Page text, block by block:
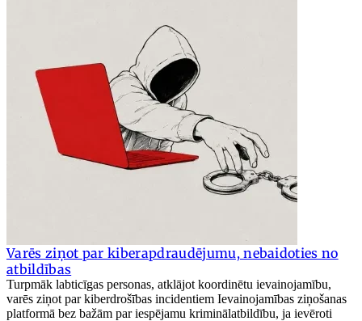
Varēs ziņot par kiberapdraudējumu, nebaidoties no
atbildības
Turpmāk labticīgas personas, atklājot koordinētu ievainojamību,
varēs ziņot par kiberdrošības incidentiem Ievainojamības ziņošanas
platformā bez bažām par iespējamu kriminālatbildību, ja ievēroti